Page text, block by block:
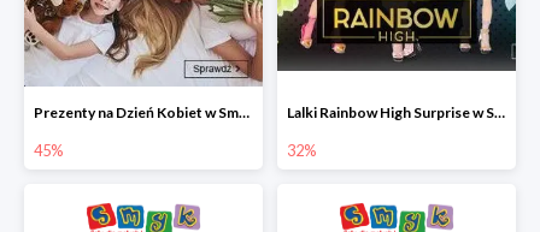
Prezenty na Dzień Kobiet w Smyku do -45%
45%
Lalki Rainbow High Surprise w Smyku do -35%
32%